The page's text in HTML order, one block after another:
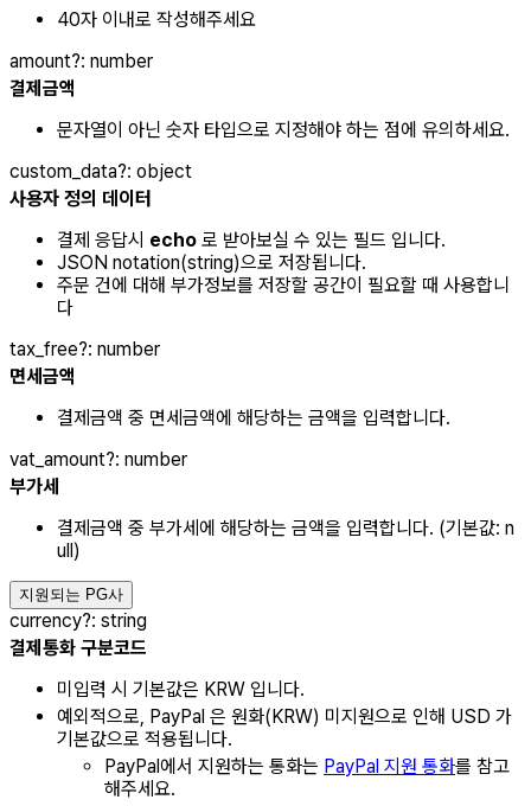
40자 이내로 작성해주세요
amount?: number
결제금액
문자열이 아닌 숫자 타입으로 지정해야 하는 점에 유의하세요.
custom_data?: object
사용자 정의 데이터
결제 응답시 echo 로 받아보실 수 있는 필드 입니다.
JSON notation(string)으로 저장됩니다.
주문 건에 대해 부가정보를 저장할 공간이 필요할 때 사용합니
다
tax_free?: number
면세금액
결제금액 중 면세금액에 해당하는 금액을 입력합니다.
vat_amount?: number
부가세
결제금액 중 부가세에 해당하는 금액을 입력합니다. (기본값: n
ull)
지원되는 PG사
currency?: string
결제통화 구분코드
미입력 시 기본값은 KRW 입니다.
예외적으로, PayPal 은 원화(KRW) 미지원으로 인해 USD 가
기본값으로 적용됩니다.
PayPal에서 지원하는 통화는 PayPal 지원 통화를 참고
해주세요.